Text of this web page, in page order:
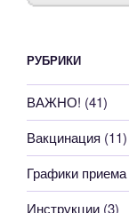
РУБРИКИ
ВАЖНО! (41)
Вакцинация (11)
Графики приема
Инструкции (3)